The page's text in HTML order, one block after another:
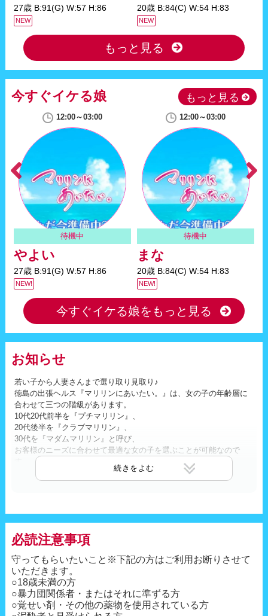
27歳 B:91(G) W:57 H:86
NEW
20歳 B:84(C) W:54 H:83
NEW
もっと見る
今すぐイケる娘 もっと見る
12:00～03:00
待機中
やよい
27歳 B:91(G) W:57 H:86
NEW!
12:00～03:00
待機中
まな
20歳 B:84(C) W:54 H:83
NEW!
今すぐイケる娘をもっと見る
お知らせ
若い子から人妻さんまで選り取り見取り♪
徳島の出張ヘルス『マリリンにあいたい。』は、女の子の年齢層に
合わせて三つの階級があります。
10代20代前半を『プチマリリン』、
20代後半を『クラブマリリン』、
30代を『マダムマリリン』と呼び、
お客様のニーズに合わせて最適な女の子を選ぶことが可能なので
必読注意事項
守ってもらいたいこと※下記の方はご利用お断りさせて
いただきます。
○18歳未満の方
○暴力団関係者・またはそれに準ずる方
○覚せい剤・その他の薬物を使用されている方